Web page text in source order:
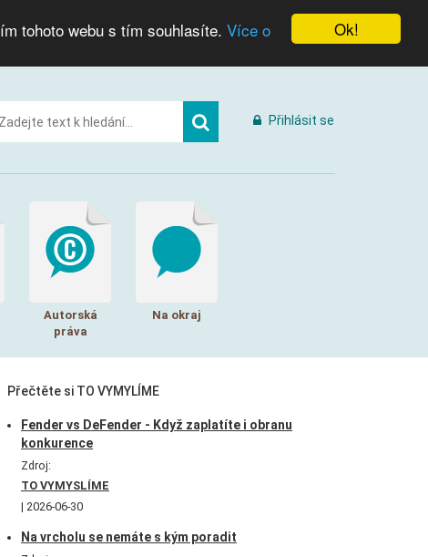
Ok!
tohoto webu s tím souhlasíte. Více o
Přihlásit se
Autorská
práva
Na okraj
Přečtěte si TO VYMYLÍME
Fender vs DeFender - Když zaplatíte i obranu
konkurence
Zdroj:
TO VYMYSLÍME
2026-06-30
Na vrcholu se nemáte s kým poradit